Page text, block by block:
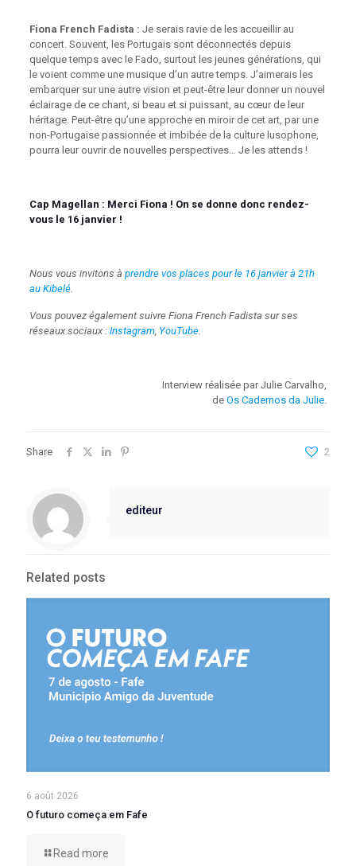
Fiona French Fadista : Je serais ravie de les accueillir au
concert. Souvent, les Portugais sont déconnectés depuis
quelque temps avec le Fado, surtout les jeunes générations, qui
le voient comme une musique d’un autre temps. J’aimerais les
embarquer sur une autre vision et peut-être leur donner un nouvel
éclairage de ce chant, si beau et si puissant, au cœur de leur
héritage. Peut-être qu’une approche en miroir de cet art, par une
non-Portugaise passionnée et imbibée de la culture lusophone,
pourra leur ouvrir de nouvelles perspectives… Je les attends !
Cap Magellan : Merci Fiona ! On se donne donc rendez-
vous le 16 janvier !
Nous vous invitons à prendre vos places pour le 16 janvier à 21h
au Kibelé.
Vous pouvez également suivre Fiona French Fadista sur ses
réseaux sociaux : Instagram, YouTube.
Interview réalisée par Julie Carvalho,
deOs Cadernos da Julie
Share 2
editeur
Related posts
6 août 2026
O futuro começa em Fafe
Read more